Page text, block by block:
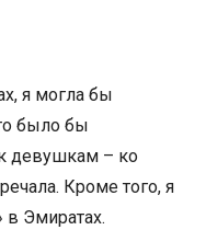
я могла бы
было бы
девушкам – ко
Кроме того, я
Эмиратах.